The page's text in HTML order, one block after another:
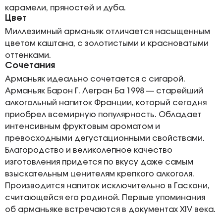
карамели, пряностей и дуба.
Цвет
Миллезимный арманьяк отличается насыщенным
цветом каштана, с золотистыми и красноватыми
оттенками.
Сочетания
Арманьяк идеально сочетается с сигарой.
Арманьяк Барон Г. Легран Ба 1998 — старейший
алкогольный напиток Франции, который сегодня
приобрел всемирную популярность. Обладает
интенсивным фруктовым ароматом и
превосходными дегустационными свойствами.
Благородство и великолепное качество
изготовления придется по вкусу даже самым
взыскательным ценителям крепкого алкоголя.
Производится напиток исключительно в Гаскони,
считающейся его родиной. Первые упоминания
об арманьяке встречаются в документах XIV века.